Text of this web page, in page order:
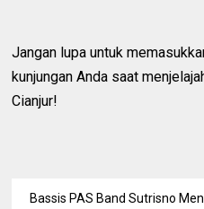
Jangan lupa untuk
kunjungan Anda saat
Cianjur!
Bassis PAS Band Sutrisno